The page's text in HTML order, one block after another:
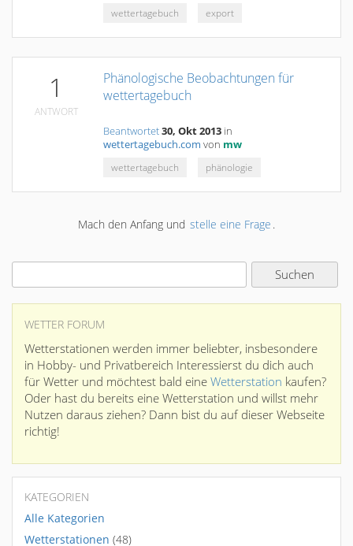
wettertagebuch
export
1
ANTWORT
Phänologische Beobachtungen für
wettertagebuch
Beantwortet30, Okt 2013 in
wettertagebuch.com von mw
wettertagebuch
phänologie
Mach den Anfang und stelle eine Frage .
WETTER FORUM
Wetterstationen werden immer beliebter, insbesondere
in Hobby- und Privatbereich Interessierst du dich auch
für Wetter und möchtest bald eine Wetterstation kaufen?
Oder hast du bereits eine Wetterstation und willst mehr
Nutzen daraus ziehen? Dann bist du auf dieser Webseite
richtig!
KATEGORIEN
Alle Kategorien
Wetterstationen (48)